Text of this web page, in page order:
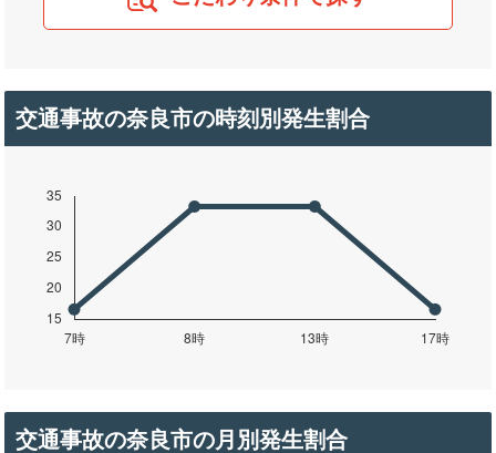
交通事故の奈良市の時刻別発生割合
交通事故の奈良市の月別発生割合